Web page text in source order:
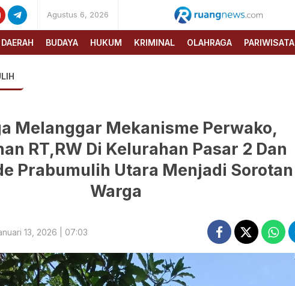
Agustus 6, 2026
RUANG
NEWS
DAERAH BUDAYA HUKUM KRIMINAL OLAHRAGA PARIWISATA
Melanggar Mekanisme Perwako,
RT,RW Di Kelurahan Pasar 2 Dan
Prabumulih Utara Menjadi Sorotan
Warga
13, 2026 | 07:03